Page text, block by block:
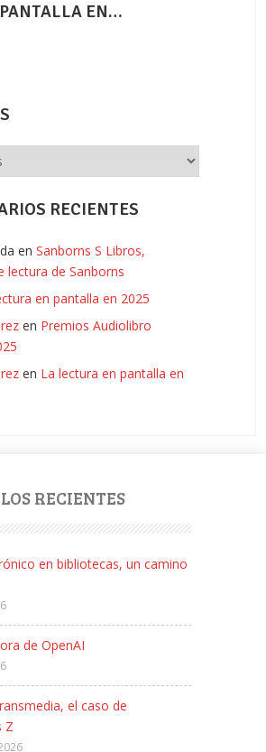
EN…
RECIENTES
en Sanborns S Libros,
lectura de Sanborns
en pantalla en 2025
en Premios Audiolibro
en La lectura en pantalla en
RECIENTES
en bibliotecas, un camino
de OpenAI
el caso de
Z